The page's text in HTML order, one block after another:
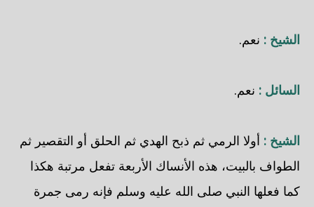
الشيخ : نعم.
السائل : نعم.
الشيخ : أولا الرمي ثم ذبح الهدي ثم الحلق أو التقصير ثم
الطواف بالبيت، هذه الأنساك الأربعة تفعل مرتبة هكذا
كما فعلها النبي صلى الله عليه وسلم فإنه رمى جمرة